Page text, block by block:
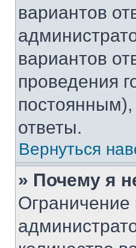
вариантов
вариантов
проведения
ответы.
Вернуться
» Почему я
Ограничение